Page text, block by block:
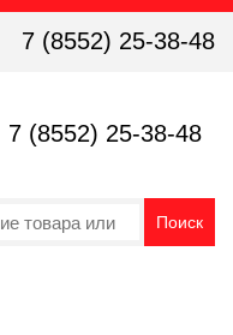
7 (8552) 25-38-48
7 (8552) 25-38-48